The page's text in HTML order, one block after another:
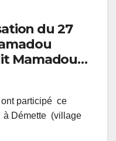
du 27
Mamadou
participé ce
à Démette (village